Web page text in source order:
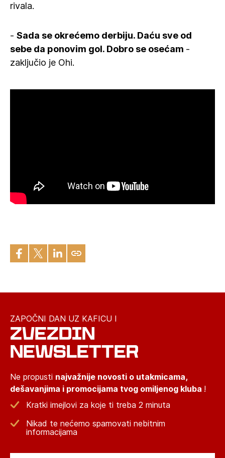
rivala.
- Sada se okrećemo derbiju. Daću sve od
sebe da ponovim gol. Dobro se osećam -
zaključio je Ohi.
ZAPOČNI DAN UZ KAFICU I
ZVEZDIN
NEWSLETTER
Ne propusti najvažnije novosti o utakmicama,
dešavanjima i promocijama tvog omiljenog kluba !
Kratki imejlovi za koje ti treba 2 minuta
Nikad te nećemo spamovati nebitnim
informacijama